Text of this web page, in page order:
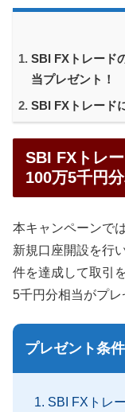
SBI FXトレード
当プレゼント！
SBI FXトレード
SBI FXトレ
100万5千円
本キャンペーンで
新規口座開設を行
件を達成して取引
5千円分相当がプレ
プレゼント条件
SBI FXトレ